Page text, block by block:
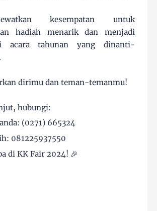
kesempatan untuk
hadiah menarik dan menjadi
acara tahunan yang dinanti-
dirimu dan teman-temanmu!
hubungi:
(0271) 665324
081225937550
di KK Fair 2024! 🎉